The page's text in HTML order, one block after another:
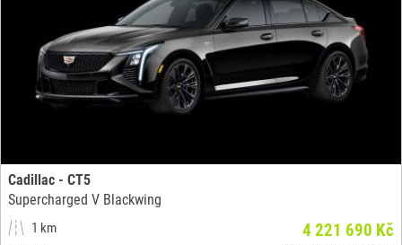
Cadillac - CT5
Supercharged V Blackwing
1 km
4 221 690 Kč